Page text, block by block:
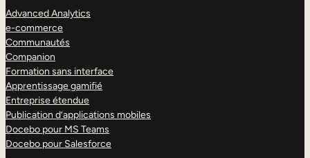
Advanced Analytics
e-commerce
Communautés
Companion
Formation sans interface
Apprentissage gamifié
Entreprise étendue
Publication d’applications mobiles
Docebo pour MS Teams
Docebo pour Salesforce